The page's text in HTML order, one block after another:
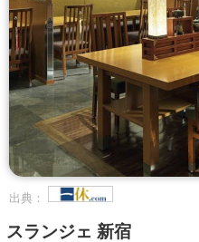
出典：
スランジェ 新宿